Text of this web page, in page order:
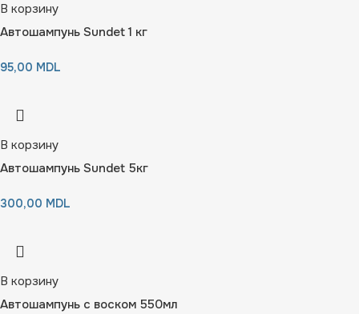
В корзину
Автошампунь Sundet 1 кг
95,00 MDL
В корзину
Автошампунь Sundet 5кг
300,00 MDL
В корзину
Автошампунь с воском 550мл